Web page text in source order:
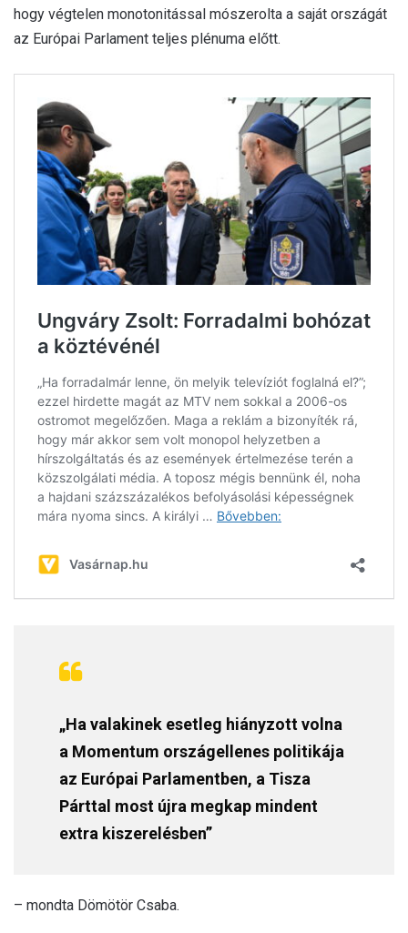
hogy végtelen monotonitással mószerolta a saját országát
az Európai Parlament teljes plénuma előtt.
„Ha valakinek esetleg hiányzott volna
a Momentum országellenes politikája
az Európai Parlamentben, a Tisza
Párttal most újra megkap mindent
extra kiszerelésben”
– mondta Dömötör Csaba.